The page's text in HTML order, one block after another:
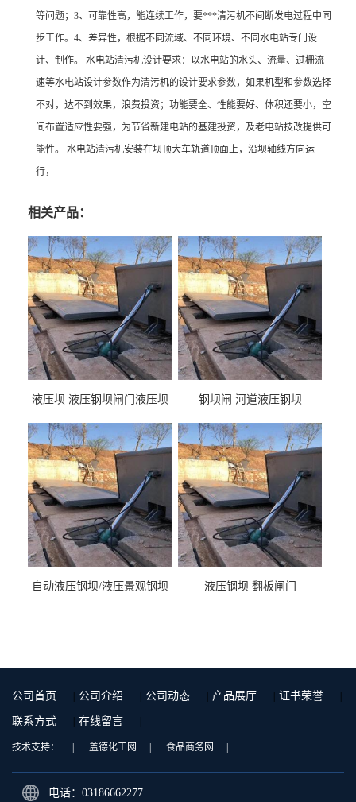
等问题；3、可靠性高，能连续工作，要***清污机不间断发电过程中同
步工作。4、差异性，根据不同流域、不同环境、不同水电站专门设
计、制作。 水电站清污机设计要求：以水电站的水头、流量、过栅流
速等水电站设计参数作为清污机的设计要求参数，如果机型和参数选择
不对，达不到效果，浪费投资；功能要全、性能要好、体积还要小，空
间布置适应性要强，为节省新建电站的基建投资，及老电站技改提供可
能性。 水电站清污机安装在坝顶大车轨道顶面上，沿坝轴线方向运
行，
相关产品：
液压坝 液压钢坝闸门液压坝
钢坝闸 河道液压钢坝
自动液压钢坝/液压景观钢坝 液压钢坝 翻板闸门
公司首页 | 公司介绍 | 公司动态 | 产品展厅 | 证书荣誉 |
联系方式 | 在线留言 |
技术支持： | 盖德化工网 | 食品商务网 |
电话：03186662277